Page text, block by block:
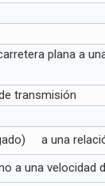
plana a
transmisión
a una
a una velocidad